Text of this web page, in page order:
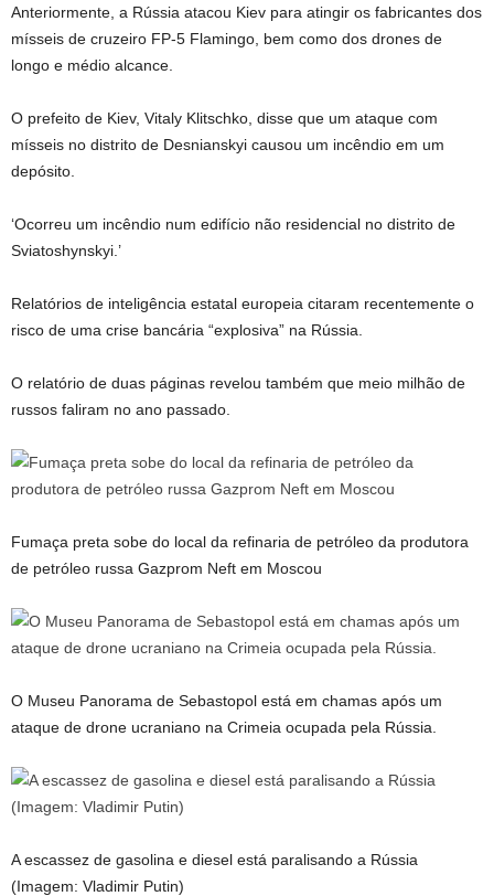
Anteriormente, a Rússia atacou Kiev para atingir os fabricantes dos
mísseis de cruzeiro FP-5 Flamingo, bem como dos drones de
longo e médio alcance.
O prefeito de Kiev, Vitaly Klitschko, disse que um ataque com
mísseis no distrito de Desnianskyi causou um incêndio em um
depósito.
‘Ocorreu um incêndio num edifício não residencial no distrito de
Sviatoshynskyi.’
Relatórios de inteligência estatal europeia citaram recentemente o
risco de uma crise bancária “explosiva” na Rússia.
O relatório de duas páginas revelou também que meio milhão de
russos faliram no ano passado.
Fumaça preta sobe do local da refinaria de petróleo da produtora
de petróleo russa Gazprom Neft em Moscou
O Museu Panorama de Sebastopol está em chamas após um
ataque de drone ucraniano na Crimeia ocupada pela Rússia.
A escassez de gasolina e diesel está paralisando a Rússia
(Imagem: Vladimir Putin)